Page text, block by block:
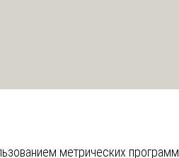
метрических программ.